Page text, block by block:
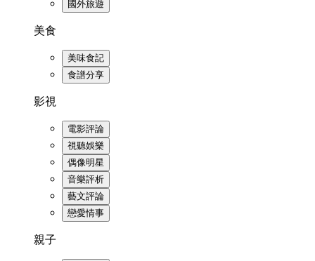
國外旅遊
美食
美味食記
食譜分享
影視
電影評論
視聽娛樂
偶像明星
音樂評析
藝文評論
戀愛情事
親子